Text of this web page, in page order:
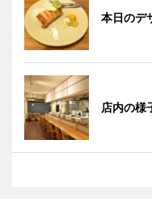
本日のデ
店内の様